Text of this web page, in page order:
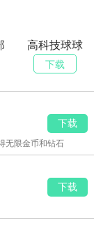
高科技球球
防御
ANXDefense
下载
无限金币和钻石
下载
下载